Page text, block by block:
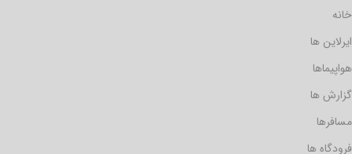
خانه
ایرلاین ها
هواپیماها
گزارش ها
مسافرها
فرودگاه ها